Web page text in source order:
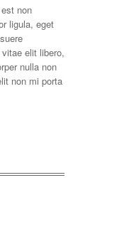
non
ligula, eget
elit libero,
nulla non
non mi porta